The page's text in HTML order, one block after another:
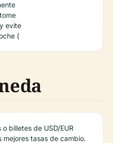
evite
(
billetes de USD/EUR
mejores tasas de cambio.